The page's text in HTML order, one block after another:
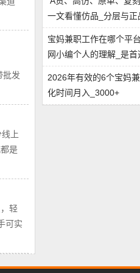
批发
上
是
轻
可实
一文看懂仿品_分层与正
宝妈兼职工作在哪个平
网小编个人的理解_是首
2026年有效的6个宝妈
化时间月入_3000+